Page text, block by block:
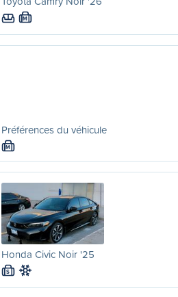
M
Préférences du véhicule
M
Honda Civic Noir '25
S